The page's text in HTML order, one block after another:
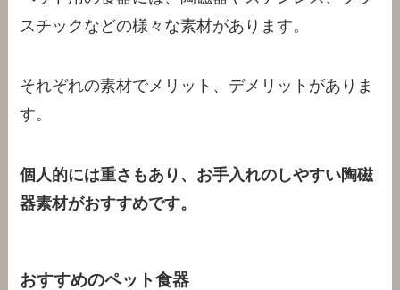
スチックなどの様々な素材があります。
それぞれの素材でメリット、デメリットがありま
す。
個人的には重さもあり、お手入れのしやすい陶磁
器素材がおすすめです。
おすすめのペット食器